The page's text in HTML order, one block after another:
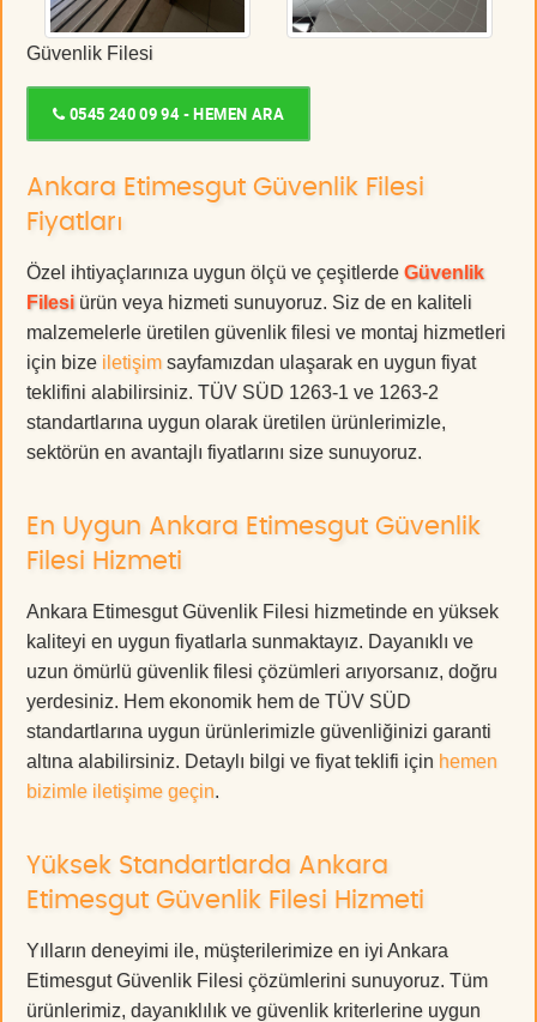
Güvenlik Filesi
0545 240 09 94 - HEMEN ARA
Ankara Etimesgut Güvenlik Filesi
Fiyatları
Özel ihtiyaçlarınıza uygun ölçü ve çeşitlerde Güvenlik
Filesi ürün veya hizmeti sunuyoruz. Siz de en kaliteli
malzemelerle üretilen güvenlik filesi ve montaj hizmetleri
için bize iletişim sayfamızdan ulaşarak en uygun fiyat
teklifini alabilirsiniz. TÜV SÜD 1263-1 ve 1263-2
standartlarına uygun olarak üretilen ürünlerimizle,
sektörün en avantajlı fiyatlarını size sunuyoruz.
En Uygun Ankara Etimesgut Güvenlik
Filesi Hizmeti
Ankara Etimesgut Güvenlik Filesi hizmetinde en yüksek
kaliteyi en uygun fiyatlarla sunmaktayız. Dayanıklı ve
uzun ömürlü güvenlik filesi çözümleri arıyorsanız, doğru
yerdesiniz. Hem ekonomik hem de TÜV SÜD
standartlarına uygun ürünlerimizle güvenliğinizi garanti
altına alabilirsiniz. Detaylı bilgi ve fiyat teklifi için hemen
bizimle iletişime geçin.
Yüksek Standartlarda Ankara
Etimesgut Güvenlik Filesi Hizmeti
Yılların deneyimi ile, müşterilerimize en iyi Ankara
Etimesgut Güvenlik Filesi çözümlerini sunuyoruz. Tüm
ürünlerimiz, dayanıklılık ve güvenlik kriterlerine uygun